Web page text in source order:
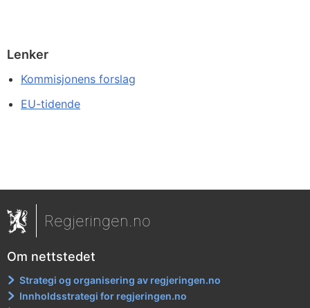
Lenker
Kommisjonens forslag
EU-tidende
Regjeringen.no
Om nettstedet
Strategi og organisering av regjeringen.no
Innholdsstrategi for regjeringen.no